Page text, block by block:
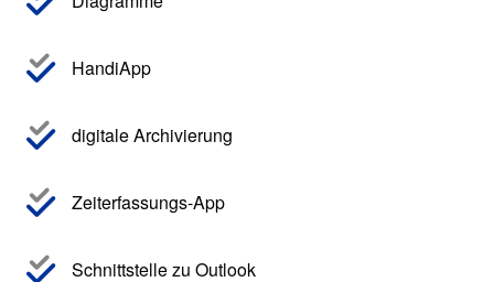
HandiApp
digitale Archivierung
Zeiterfassungs-App
Schnittstelle zu Outlook